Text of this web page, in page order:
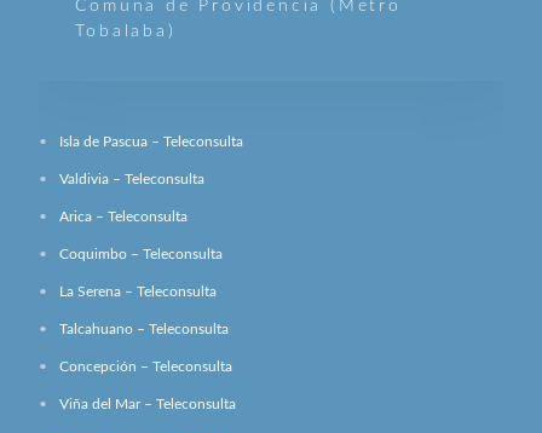
Comuna de Providencia (Metro
Tobalaba)
Isla de Pascua – Teleconsulta
Valdivia – Teleconsulta
Arica – Teleconsulta
Coquimbo – Teleconsulta
La Serena – Teleconsulta
Talcahuano – Teleconsulta
Concepción – Teleconsulta
Viña del Mar – Teleconsulta